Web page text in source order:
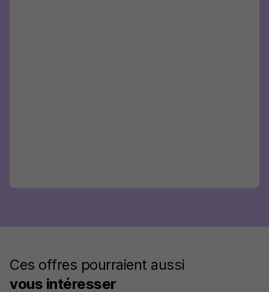
Ces offres pourraient aussi
vous intéresser